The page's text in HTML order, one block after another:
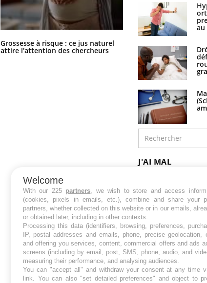
Grossesse à risque : ce jus naturel
attire l'attention des chercheurs vacances ?
au
J'AI MAL
Welcome
With our 225 partners, we wish to store and access
(cookies, pixels in emails, etc.), combine and share your
partners, whether collected on this website or in our emails,
or obtained later, including in other contexts.
Processing this data (identifiers, browsing, preferences,
IP, postal addresses and emails, phone, precise geolocation,
and offering you services, content, commercial offers and ads
screens (including by email, post, SMS, phone, audio, and
measuring their performance, and analysing audiences.
You can "accept all" and withdraw your consent at any time
link. You can also "set detailed preferences" and object to